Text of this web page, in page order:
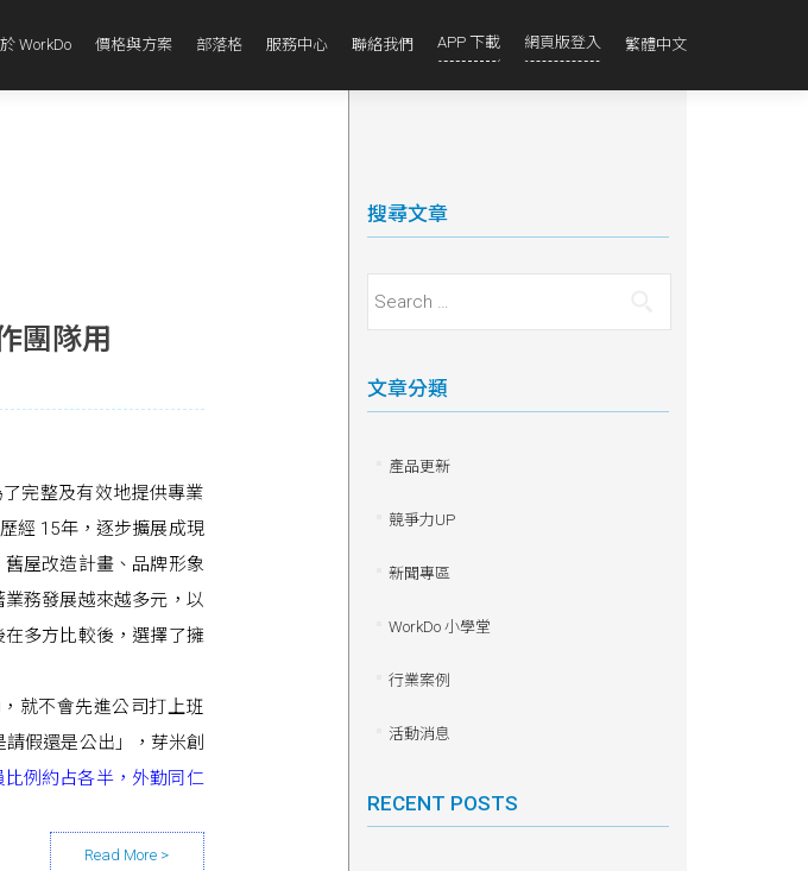
WorkDo 價格與方案 部落格 服務中心 聯絡我們 APP 下載 網頁版登入 繁體中文
團隊用
完整及有效地提供專業
經 15年，逐步擴展成現
屋改造計畫、品牌形象
務發展越來越多元，以
多方比較後，選擇了擁
就不會先進公司打上班
假還是公出」，芽米創
例約占各半，外勤同仁
搜尋文章
Search for:
文章分類
產品更新
競爭力UP
新聞專區
WorkDo 小學堂
行業案例
活動消息
RECENT POSTS